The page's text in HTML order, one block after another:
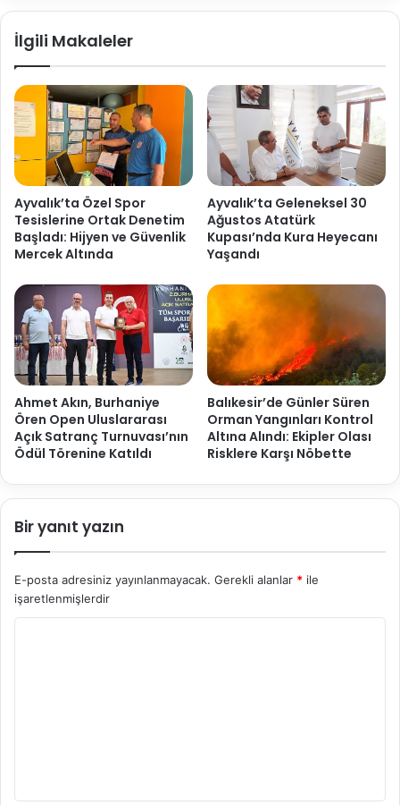
İlgili Makaleler
Ayvalık’ta Özel Spor
Tesislerine Ortak Denetim
Başladı: Hijyen ve Güvenlik
Mercek Altında
Ayvalık’ta Geleneksel 30
Ağustos Atatürk
Kupası’nda Kura Heyecanı
Yaşandı
Ahmet Akın, Burhaniye
Ören Open Uluslararası
Açık Satranç Turnuvası’nın
Ödül Törenine Katıldı
Balıkesir’de Günler Süren
Orman Yangınları Kontrol
Altına Alındı: Ekipler Olası
Risklere Karşı Nöbette
Bir yanıt yazın
E-posta adresiniz yayınlanmayacak. Gerekli alanlar * ile
işaretlenmişlerdir